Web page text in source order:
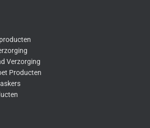
Verzorging
Producten